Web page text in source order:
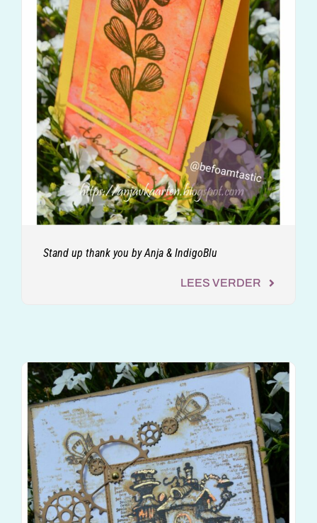
Stand up thank you by Anja & IndigoBlu
LEES VERDER